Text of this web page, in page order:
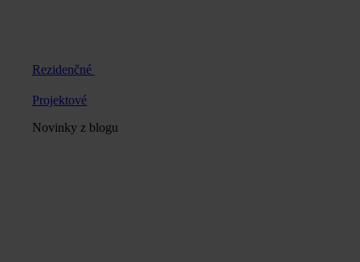
Rezidenčné
Projektové
Novinky z blogu